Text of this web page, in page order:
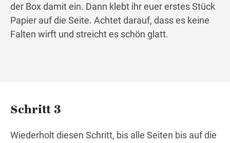
der Box damit ein. Dann klebt ihr euer erstes Stück
Papier auf die Seite. Achtet darauf, dass es keine
Falten wirft und streicht es schön glatt.
Schritt 3
Wiederholt diesen Schritt, bis alle Seiten bis auf die